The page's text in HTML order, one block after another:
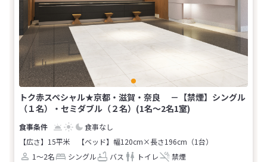
トク赤スペシャル★京都・滋賀・奈良 －【禁煙】シングル
（１名）・セミダブル（２名）(1名～2名1室)
食事なし
【広さ】15平米
【ベッド】幅120cm×長さ196cm（1台）
1～2名
シングル バス トイレ 禁煙